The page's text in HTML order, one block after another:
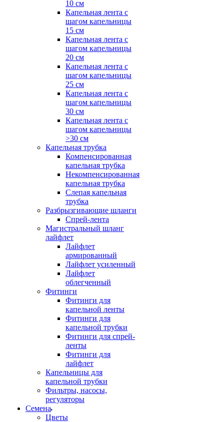
10 см
Капельная лента с
шагом капельницы
15 см
Капельная лента с
шагом капельницы
20 см
Капельная лента с
шагом капельницы
25 см
Капельная лента с
шагом капельницы
30 см
Капельная лента с
шагом капельницы
>30 см
Капельная трубка
Компенсированная
капельная трубка
Некомпенсированная
капельная трубка
Слепая капельная
трубка
Разбрызгивающие шланги
Спрей-лента
Магистральный шланг
лайфлет
Лайфлет
армированный
Лайфлет усиленный
Лайфлет
облегченный
Фитинги
Фитинги для
капельной ленты
Фитинги для
капельной трубки
Фитинги для спрей-
ленты
Фитинги для
лайфлет
Капельницы для
капельной трубки
Фильтры, насосы,
регуляторы
Семена
Цветы